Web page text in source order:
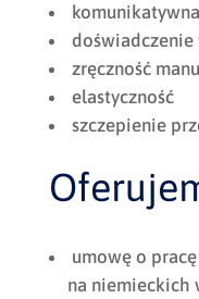
doświadczenie
zręczność
elastyczność
szczepienie
umowę o
na niemieckich